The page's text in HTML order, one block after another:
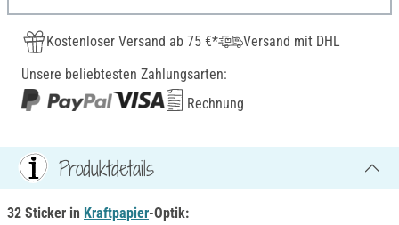
Kostenloser Versand ab 75 €*
Versand mit DHL
Unsere beliebtesten Zahlungsarten:
Rechnung
Produktdetails
32 Sticker in Kraftpapier-Optik: